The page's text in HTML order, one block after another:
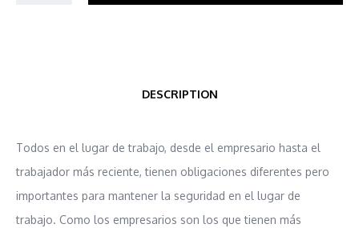
DESCRIPTION
Todos en el lugar de trabajo, desde el empresario hasta el
trabajador más reciente, tienen obligaciones diferentes pero
importantes para mantener la seguridad en el lugar de
trabajo. Como los empresarios son los que tienen más